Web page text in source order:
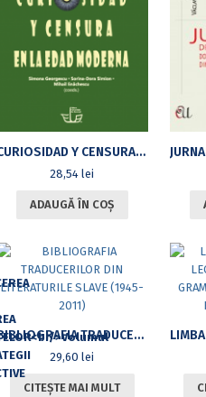
CURIOSIDAD Y CENSURA EN LA EDAD MODERNA
28,54lei
ADAUGĂ ÎN COȘ
BIBLIOGRAFIA TRADUCERILOR DIN LITERATURILE SLAVE (1945-2011)
29,60lei
CITEȘTE MAI MULT